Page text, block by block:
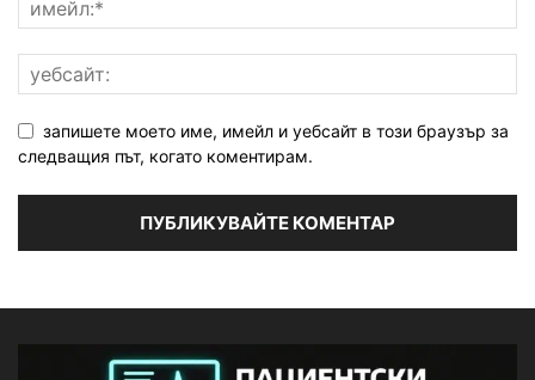
запишете моето име, имейл и уебсайт в този браузър за
следващия път, когато коментирам.